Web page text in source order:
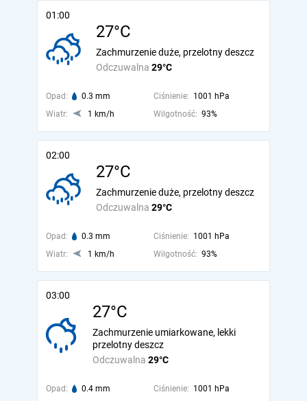
01:00
27°C
Odczuwalna 29°C
Zachmurzenie duże, przelotny deszcz
Opad: 0.3 mm Ciśnienie: 1001 hPa
Wiatr:
1 km/h Wilgotność: 93%
02:00
27°C
Odczuwalna 29°C
Zachmurzenie duże, przelotny deszcz
Opad: 0.3 mm Ciśnienie: 1001 hPa
Wiatr:
1 km/h Wilgotność: 93%
03:00
27°C
Odczuwalna 29°C
Zachmurzenie umiarkowane, lekki
przelotny deszcz
Opad: 0.4 mm Ciśnienie: 1001 hPa